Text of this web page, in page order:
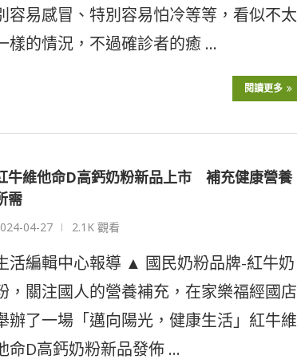
容易感冒、特別容易怕冷等等，看似不太
樣的情況，不過確診者的癒 …
閱讀更多
牛維他命D高鈣奶粉新品上市 補充健康營養
需
04-27 2.1K 觀看
活編輯中心報導 ▲ 國民奶粉品牌-紅牛奶
，關注國人的營養補充，在家樂福經國店
辦了一場「邁向陽光，健康生活」紅牛維
命D高鈣奶粉新品發佈 …